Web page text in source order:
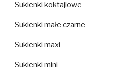
Sukienki koktajlowe
Sukienki małe czarne
Sukienki maxi
Sukienki mini